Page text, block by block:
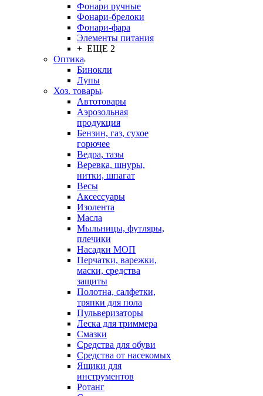
Фонари ручные
Фонари-брелоки
Фонари-фара
Элементы питания
+ ЕЩЕ 2
Оптика
Бинокли
Лупы
Хоз. товары
Автотовары
Аэрозольная
продукция
Бензин, газ, сухое
горючее
Ведра, тазы
Веревка, шнуры,
нитки, шпагат
Весы
Аксессуары
Изолента
Масла
Мыльницы, футляры,
плечики
Насадки МОП
Перчатки, варежки,
маски, средства
защиты
Полотна, салфетки,
тряпки для пола
Пульверизаторы
Леска для триммера
Смазки
Средства для обуви
Средства от насекомых
Ящики для
инструментов
Ротанг